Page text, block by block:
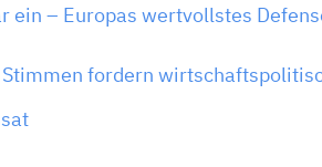
– Europas wertvollstes
fordern